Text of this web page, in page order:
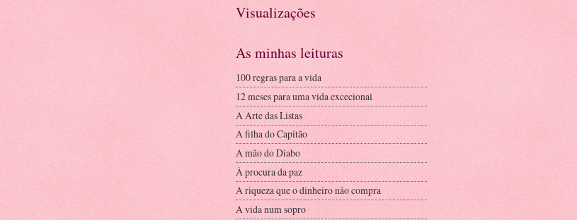
Visualizações
As minhas leituras
100 regras para a vida
12 meses para uma vida excecional
A Arte das Listas
A filha do Capitão
A mão do Diabo
À procura da paz
A riqueza que o dinheiro não compra
A vida num sopro